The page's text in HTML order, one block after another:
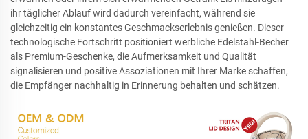
ihr täglicher Ablauf wird dadurch vereinfacht, während sie
gleichzeitig ein konstantes Geschmackserlebnis genießen. Dieser
technologische Fortschritt positioniert werbliche Edelstahl-Becher
als Premium-Geschenke, die Aufmerksamkeit und Qualität
signalisieren und positive Assoziationen mit Ihrer Marke schaffen,
die Empfänger nachhaltig in Erinnerung behalten und schätzen.